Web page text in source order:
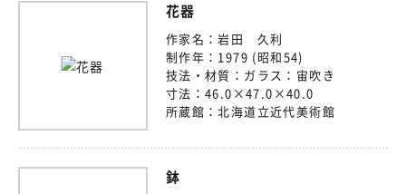
花器
作家名：岩田 久利
制作年： 1979 (昭和54)
技法・材質： ガラス：宙吹き
寸法： 46.0×47.0×40.0
所蔵館：北海道立近代美術館
鉢